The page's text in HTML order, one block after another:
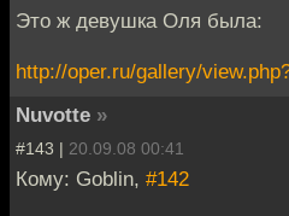
Это ж девушка Оля была:
http://oper.ru/gallery/
Nuvotte »
#143 | 20.09.08 00:41
Кому: Goblin, #142